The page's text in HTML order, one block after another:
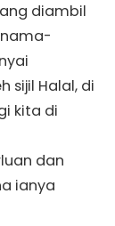
diambil
sijil Halal, di
kita di
dan
ianya